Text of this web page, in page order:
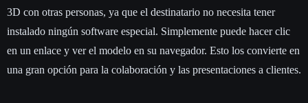
3D con otras personas, ya que el destinatario no necesita tener
instalado ningún software especial. Simplemente puede hacer clic
en un enlace y ver el modelo en su navegador. Esto los convierte en
una gran opción para la colaboración y las presentaciones a clientes.